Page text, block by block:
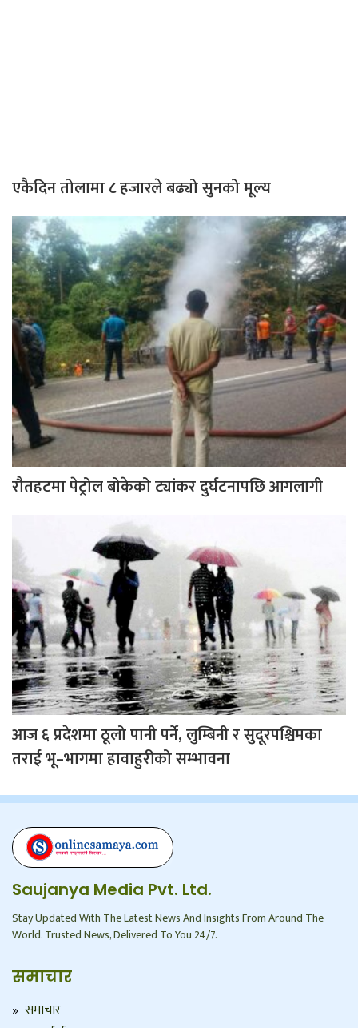
एकैदिन तोलामा ८ हजारले बढ्यो सुनको मूल्य
रौतहटमा पेट्रोल बोकेको ट्यांकर दुर्घटनापछि आगलागी
आज ६ प्रदेशमा ठूलो पानी पर्ने, लुम्बिनी र सुदूरपश्चिमका
तराई भू–भागमा हावाहुरीको सम्भावना
Saujanya Media Pvt. Ltd.
Stay Updated With The Latest News And Insights From Around The
World. Trusted News, Delivered To You 24/7.
समाचार
समाचार